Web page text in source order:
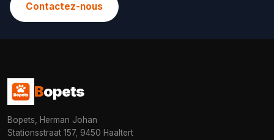
Contactez-nous
Bopets
Bopets, Herman Johan
Stationsstraat 157, 9450 Haaltert